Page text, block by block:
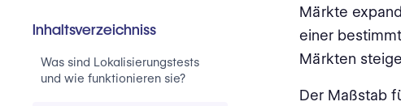
Inhaltsverzeichniss
Was sind Lokalisierungstests
und wie funktionieren sie?
Märkte
einer
Märkten
Der Maßstab